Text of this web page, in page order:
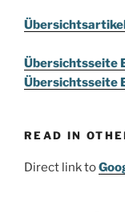
Übersichtsseite
Übersichtsseite
READ IN
Direct link to